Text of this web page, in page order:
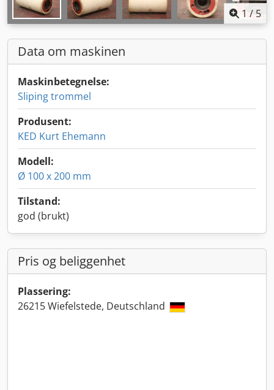
1 /5
Data om maskinen
Maskinbetegnelse:
Sliping trommel
Produsent:
KED Kurt Ehemann
Modell:
Ø 100 x 200 mm
Tilstand:
god (brukt)
Pris og beliggenhet
Plassering:
26215 Wiefelstede, Deutschland